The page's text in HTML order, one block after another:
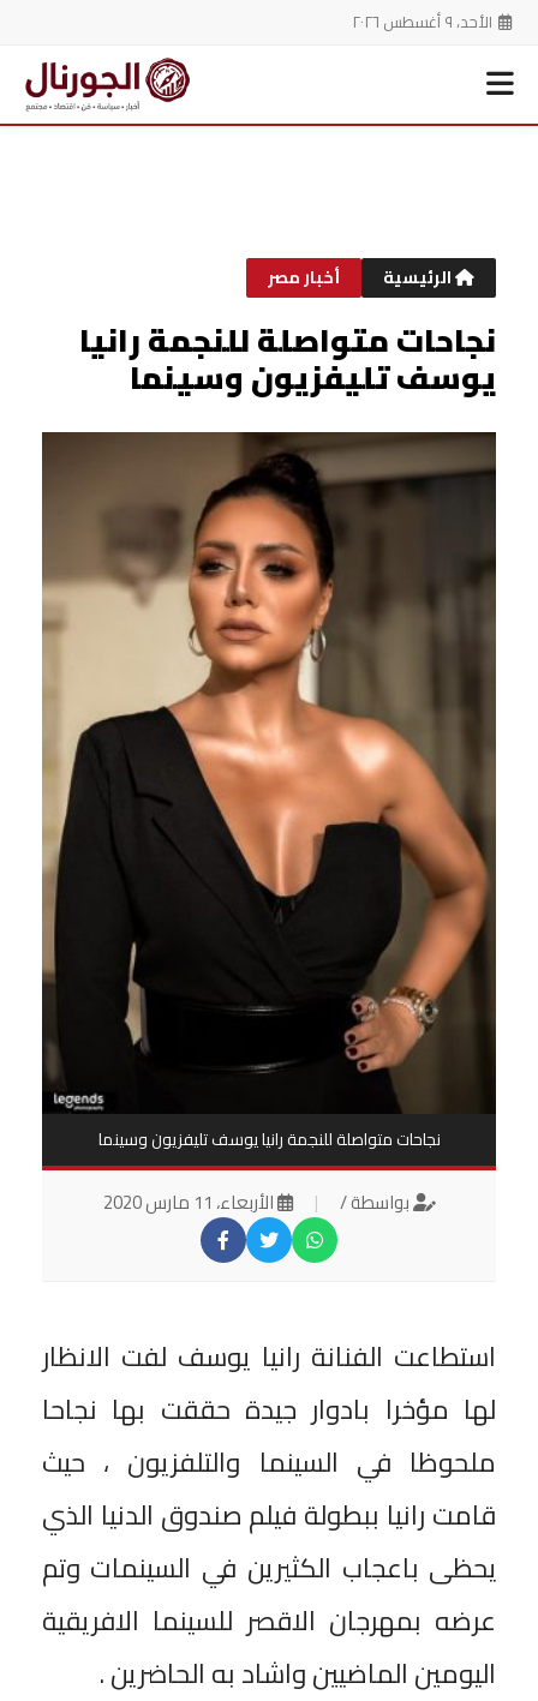
الأحد، ٩ أغسطس ٢٠٢٦
الرئيسية أخبار مصر
نجاحات متواصلة للنجمة رانيا
يوسف تليفزيون وسينما
نجاحات متواصلة للنجمة رانيا يوسف تليفزيون وسينما
بواسطة / | الأربعاء، 11 مارس 2020
استطاعت الفنانة رانيا يوسف لفت الانظار
لها مؤخرا بادوار جيدة حققت بها نجاحا
ملحوظا في السينما والتلفزيون ، حيث
قامت رانيا ببطولة فيلم صندوق الدنيا الذي
يحظى باعجاب الكثيرين في السينمات وتم
عرضه بمهرجان الاقصر للسينما الافريقية
اليومين الماضيين واشاد به الحاضرين .